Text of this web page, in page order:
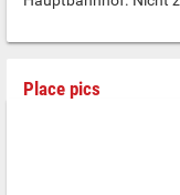
Place pics